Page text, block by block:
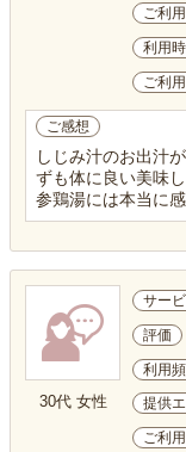
ご利
利用
ご利
ご感想
しじみ汁のお出汁
ずも体に良い美味
参鶏湯には本当に感
30代 女性
サー
評価
利用
提供
ご利